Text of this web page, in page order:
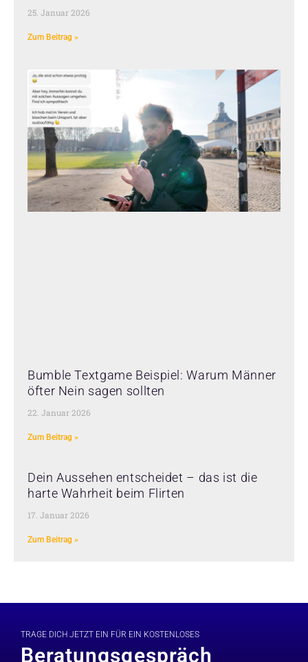
25. Januar 2026
Zum Beitrag »
Bumble Textgame Beispiel: Warum Männer
öfter Nein sagen sollten
22. Januar 2026
Zum Beitrag »
Dein Aussehen entscheidet – das ist die
harte Wahrheit beim Flirten
17. Januar 2026
Zum Beitrag »
TRAGE DICH JETZT EIN FÜR EIN KOSTENLOSES
Beratungsgespräch